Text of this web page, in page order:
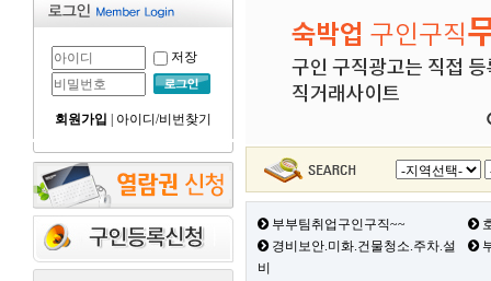
저장
회원가입 아이디/비번찾기
부부팀취업구인구직~~
경비보안.미화.건물청소.주차.설
비